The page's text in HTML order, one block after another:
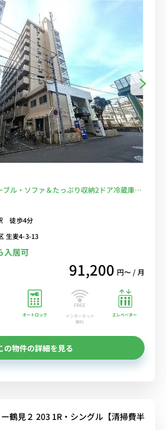
ブル・ソファ＆たっぷり収納2ドア冷蔵庫な
選べるWi-Fi格安レンタル中！
徒歩4分
生麦4-3-13
入居可
91,200 円〜 / 月
オートロック
インターネット
無料
エレベーター
の物件の詳細を見る
鶴見２ 203 1R・シングル【清掃費半